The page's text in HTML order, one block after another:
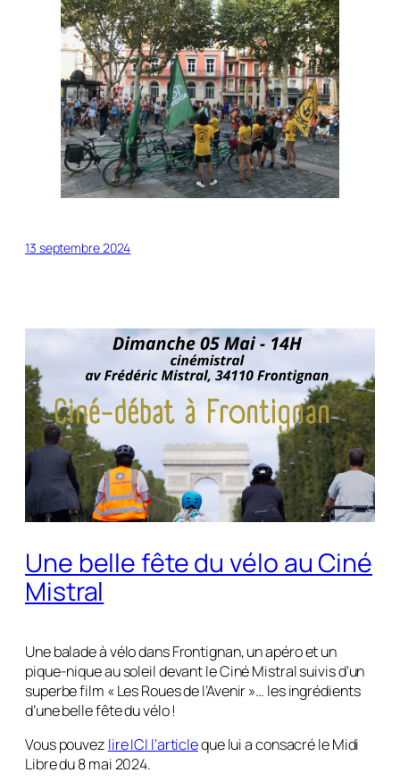
13 septembre 2024
Une belle fête du vélo au Ciné
Mistral
Une balade à vélo dans Frontignan, un apéro et un
pique-nique au soleil devant le Ciné Mistral suivis d’un
superbe film « Les Roues de l’Avenir »… les ingrédients
d’une belle fête du vélo !
Vous pouvez lire ICI l’articleque lui a consacré le Midi
Libre du 8 mai 2024.